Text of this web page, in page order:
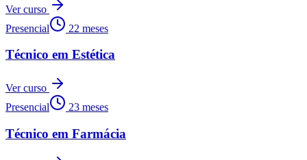
Ver curso
Presencial
22 meses
Técnico em Estética
Ver curso
Presencial
23 meses
Técnico em Farmácia